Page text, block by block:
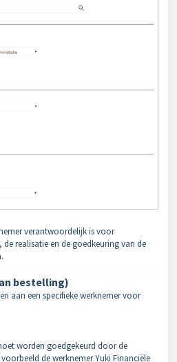
verantwoordelijk is voor
realisatie en de goedkeuring van de
bestelling)
aan een specifieke werknemer voor
worden goedgekeurd door de
de werknemer Yuki Financiële